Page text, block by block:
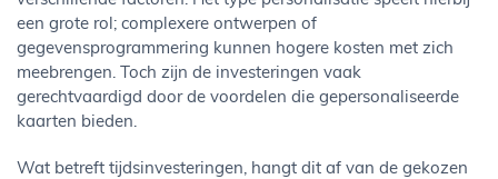
een grote rol; complexere ontwerpen of
gegevensprogrammering kunnen hogere kosten met zich
meebrengen. Toch zijn de investeringen vaak
gerechtvaardigd door de voordelen die gepersonaliseerde
kaarten bieden.
Wat betreft tijdsinvesteringen, hangt dit af van de gekozen